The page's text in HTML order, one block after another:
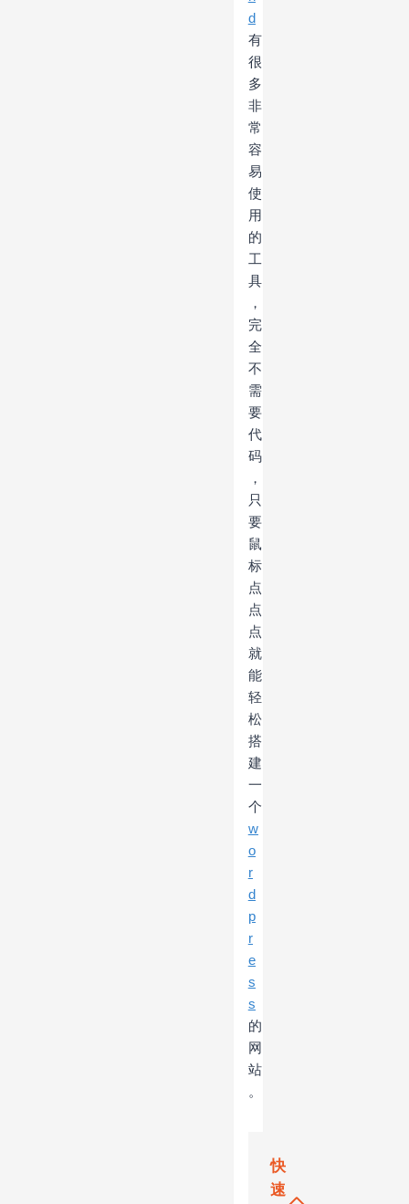
d
有
很
多
非
常
容
易
使
用
的
工
具
，
完
全
不
需
要
代
码
，
只
要
鼠
标
点
点
点
就
能
轻
松
搭
建
一
个
w
o
r
d
p
r
e
s
s
的
网
站
。
快
速